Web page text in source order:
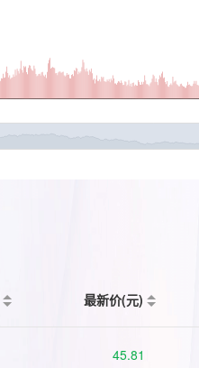
最新价(元)
45.81